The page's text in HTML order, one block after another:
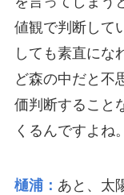
値観で判断して
しても素直にな
ど森の中だと不
価判断すること
くるんですよね。
樋浦： あと、太